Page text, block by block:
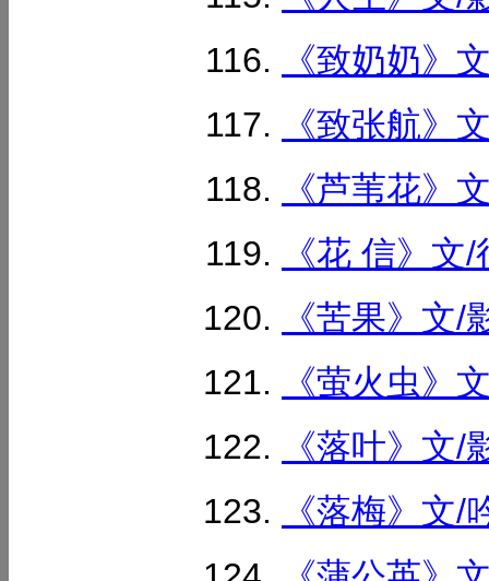
《致奶奶》
《致张航》
《芦苇花》
《花 信》
《苦果》文
《萤火虫》
《落叶》文
《落梅》文